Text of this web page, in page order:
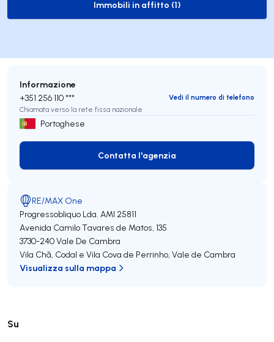
to-rent-listing
Immobili in affitto (1)
Su
Informazione
+351 256 110 ***
Vedi il numero di telefono
Chiamata verso la rete fissa nazionale
Portoghese
Contatta l'agenzia
Contatta l'agenzia
RE/MAX One
Progressobliquo Lda. AMI 25811
Avenida Camilo Tavares de Matos, 135
3730-240Vale De Cambra
Vila Chã, Codal e Vila Cova de Perrinho, Vale de Cambra
Visualizza sulla mappa